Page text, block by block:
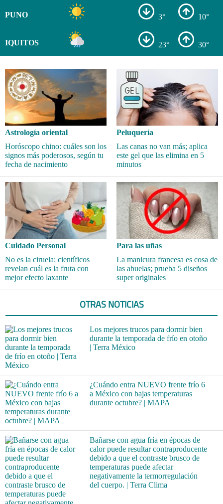
PUNO 3° 10°
IQUITOS 23° 30°
Astrología oriental
Horóscopo chino: cuáles son los
signos más poderosos, según tu
fecha de nacimiento
Peluquería
Las canas no van más; aplica
este gel que las elimina en 5
minutos
Cuidado Personal
No es la ciruela: científicos
revelan cuál es la fruta con
mejor efecto laxante
Para las uñas
La manicura francesa es cosa de
las abuelas; prueba 5 diseños
super originales
OTRAS NOTICIAS
Los mejores trucos para dormir bien
durante la temporada de frío en otoño
| Terra México
¿Cuándo entra NUEVO frente frío 6
a México con bajas temperaturas
durante octubre? | MAPA
Bañarse con agua fría en épocas de
calor puede resultar contraproducente
debido a que el contraste brusco de
temperaturas puede afectar
negativamente la termorregulación
del cuerpo. | Terra Clima